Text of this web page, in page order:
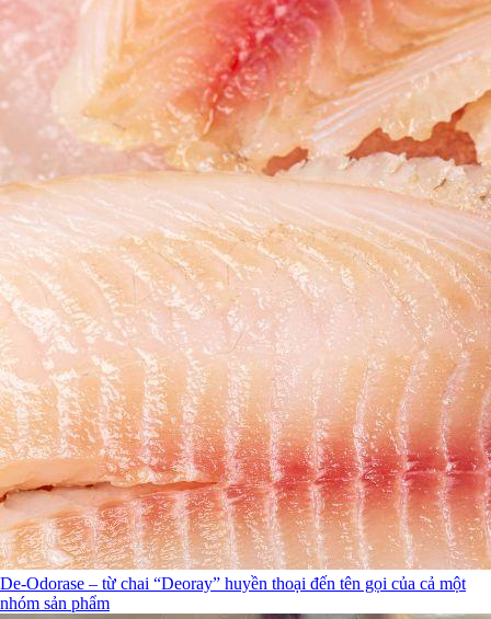
De-Odorase – từ chai “Deoray” huyền thoại đến tên gọi của cả một
nhóm sản phẩm